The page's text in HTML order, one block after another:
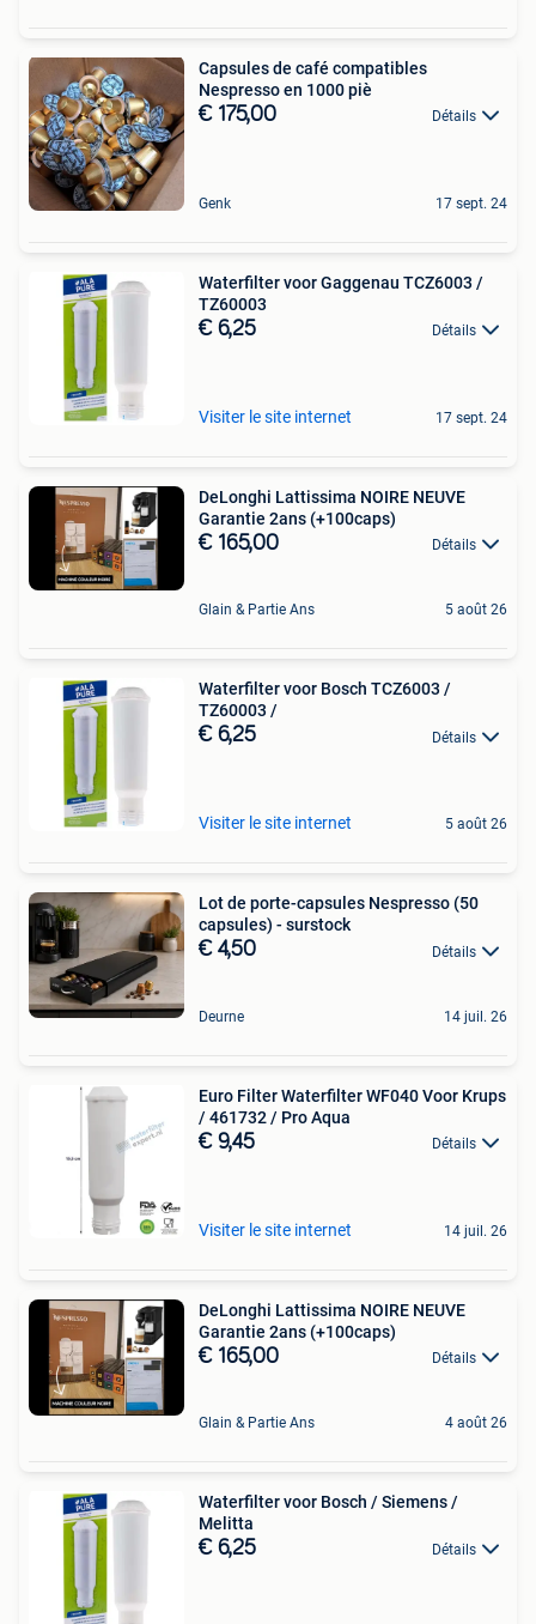
Capsules de café compatibles
Nespresso en 1000 piè
€ 175,00 Détails
Genk 17 sept. 24
Waterfilter voor Gaggenau TCZ6003 /
TZ60003
€ 6,25 Détails
Visiter le site internet 17 sept. 24
DeLonghi Lattissima NOIRE NEUVE
Garantie 2ans (+100caps)
€ 165,00 Détails
Glain & Partie Ans 5 août 26
Waterfilter voor Bosch TCZ6003 /
TZ60003 /
€ 6,25 Détails
Visiter le site internet 5 août 26
Lot de porte-capsules Nespresso (50
capsules) - surstock
€ 4,50 Détails
Deurne 14 juil. 26
Euro Filter Waterfilter WF040 Voor Krups
/ 461732 / Pro Aqua
€ 9,45 Détails
Visiter le site internet 14 juil. 26
DeLonghi Lattissima NOIRE NEUVE
Garantie 2ans (+100caps)
€ 165,00 Détails
Glain & Partie Ans 4 août 26
Waterfilter voor Bosch / Siemens /
Melitta
€ 6,25 Détails